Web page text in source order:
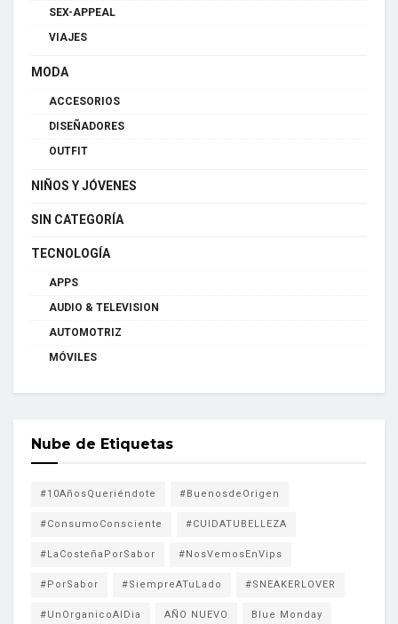
SEX-APPEAL
VIAJES
MODA
ACCESORIOS
DISEÑADORES
OUTFIT
NIÑOS Y JÓVENES
SIN CATEGORÍA
TECNOLOGÍA
APPS
AUDIO & TELEVISION
AUTOMOTRIZ
MÓVILES
Nube de Etiquetas
#10AñosQueriéndote #BuenosdeOrigen
#ConsumoConsciente #CUIDATUBELLEZA
#LaCosteñaPorSabor #NosVemosEnVips
#PorSabor #SiempreATuLado #SNEAKERLOVER
#UnOrganicoAlDia AÑO NUEVO Blue Monday